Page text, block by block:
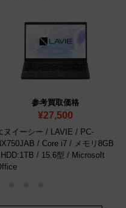
参考買取価格
¥27,500
ヌイーシー / LAVIE / PC-
/ Core i7 / メモリ8GB
/ 15.6型 / Microsoft